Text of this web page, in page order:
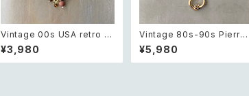
Vintage 00s USA retro s
afari design elephant sw
ing charm necklace レト
ロ アメリカ ヴィンテージ アク
¥3,980
Vintage 80s-90s Pierre
cardin crystal bijou bicol
or geometric necklace レ
トロ ヴィンテージ アクセサリ
¥5,980